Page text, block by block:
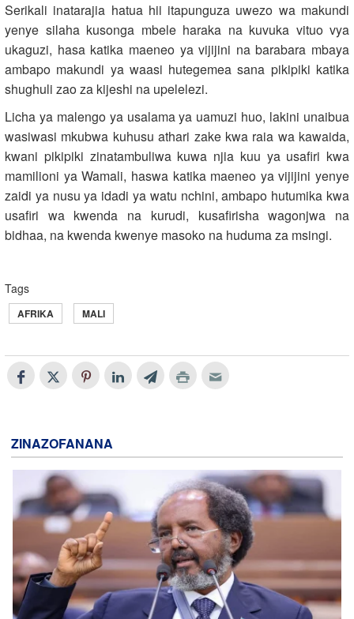
Serikali inatarajia hatua hii itapunguza uwezo wa makundi
yenye silaha kusonga mbele haraka na kuvuka vituo vya
ukaguzi, hasa katika maeneo ya vijijini na barabara mbaya
ambapo makundi ya waasi hutegemea sana pikipiki katika
shughuli zao za kijeshi na upelelezi.
Licha ya malengo ya usalama ya uamuzi huo, lakini unaibua
wasiwasi mkubwa kuhusu athari zake kwa raia wa kawaida,
kwani pikipiki zinatambuliwa kuwa njia kuu ya usafiri kwa
mamilioni ya Wamali, haswa katika maeneo ya vijijini yenye
zaidi ya nusu ya idadi ya watu nchini, ambapo hutumika kwa
usafiri wa kwenda na kurudi, kusafirisha wagonjwa na
bidhaa, na kwenda kwenye masoko na huduma za msingi.
Tags
AFRIKA MALI
ZINAZOFANANA